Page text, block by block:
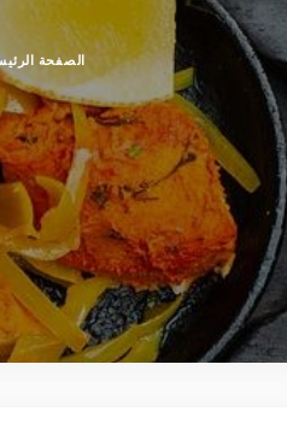
الصفحة